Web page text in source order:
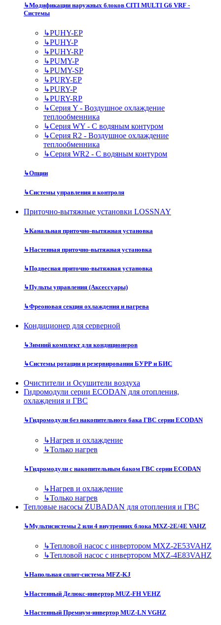
↳Модификации наружных блоков CITI MULTI G6 VRF -
Системы
↳PUHY-EP
↳PUHY-P
↳PUHY-RP
↳PUMY-P
↳PUMY-SP
↳PURY-EP
↳PURY-P
↳PURY-RP
↳Серия Y - Воздушное охлаждение
теплообменника
↳Серия WY - С водяным контуром
↳Серия R2 - Воздушное охлаждение
теплообменника
↳Серия WR2 - С водяным контуром
↳Опции
↳Системы управления и контроля
Приточно-вытяжные установки LOSSNAY
↳Канальная приточно-вытяжная установка
↳Настенная приточно-вытяжная установка
↳Подвесная приточно-вытяжная установка
↳Пульты управления (Аксессуары)
↳Фреоновая секция охлаждения и нагрева
Кондиционер для серверной
↳Зимний комплект для кондиционеров
↳Системы ротации и резервирования БУРР и БИС
Очистители и Осушители воздуха
Гидромодули серии ECODAN для отопления,
охлаждения и ГВС
↳Гидромодули без накопительного бака ГВС серии ECODAN
↳Нагрев и охлаждение
↳Только нагрев
↳Гидромодули с накопительным баком ГВС серии ECODAN
↳Нагрев и охлаждение
↳Только нагрев
Тепловые насосы ZUBADAN для отопления и ГВС
↳Мультисистемы 2 или 4 внутренних блока MXZ-2E/4E VAHZ
↳Тепловой насос с инвертором MXZ-2E53VAHZ
↳Тепловой насос с инвертором MXZ-4E83VAHZ
↳Напольная сплит-система MFZ-KJ
↳Настенный Делюкс-инвертор MUZ-FH VEHZ
↳Настенный Премиум-инвертор MUZ-LN VGHZ